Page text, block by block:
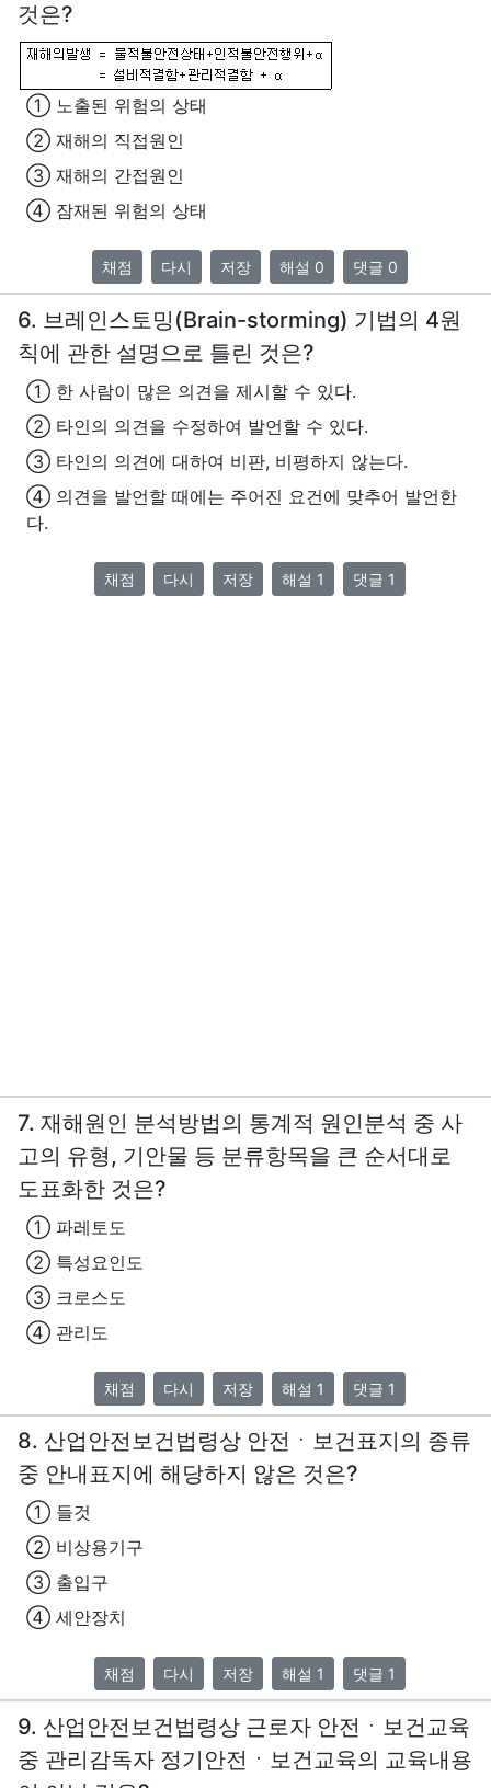
것은?
① 노출된 위험의 상태
② 재해의 직접원인
③ 재해의 간접원인
④ 잠재된 위험의 상태
채점 다시 저장 해설 0 댓글 0
6. 브레인스토밍(Brain-storming) 기법의 4원
칙에 관한 설명으로 틀린 것은?
① 한 사람이 많은 의견을 제시할 수 있다.
② 타인의 의견을 수정하여 발언할 수 있다.
③ 타인의 의견에 대하여 비판, 비평하지 않는다.
④ 의견을 발언할 때에는 주어진 요건에 맞추어 발언한
다.
채점 다시 저장 해설 1 댓글 1
7. 재해원인 분석방법의 통계적 원인분석 중 사
고의 유형, 기안물 등 분류항목을 큰 순서대로
도표화한 것은?
① 파레토도
② 특성요인도
③ 크로스도
④ 관리도
채점 다시 저장 해설 1 댓글 1
8. 산업안전보건법령상 안전ㆍ보건표지의 종류
중 안내표지에 해당하지 않은 것은?
① 들것
② 비상용기구
③ 출입구
④ 세안장치
채점 다시 저장 해설 1 댓글 1
9. 산업안전보건법령상 근로자 안전ㆍ보건교육
중 관리감독자 정기안전ㆍ보건교육의 교육내용